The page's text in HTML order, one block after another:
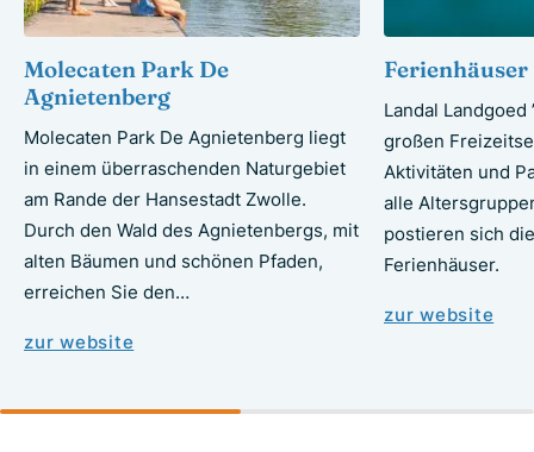
Molecaten Park De
Agnietenberg
Molecaten Park De Agnietenberg liegt
in einem überraschenden Naturgebiet
am Rande der Hansestadt Zwolle.
Durch den Wald des Agnietenbergs, mit
alten Bäumen und schönen Pfaden,
erreichen Sie den…
zur website
Ferienhäuser
Landal Landgoed
großen
Aktivitäten und
alle
postieren sich
Ferienhäuser.
zur website